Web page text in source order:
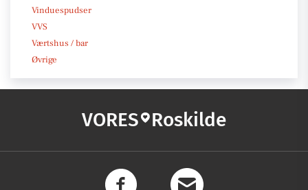
Vinduespudser
VVS
Værtshus / bar
Øvrige
VORES Roskilde